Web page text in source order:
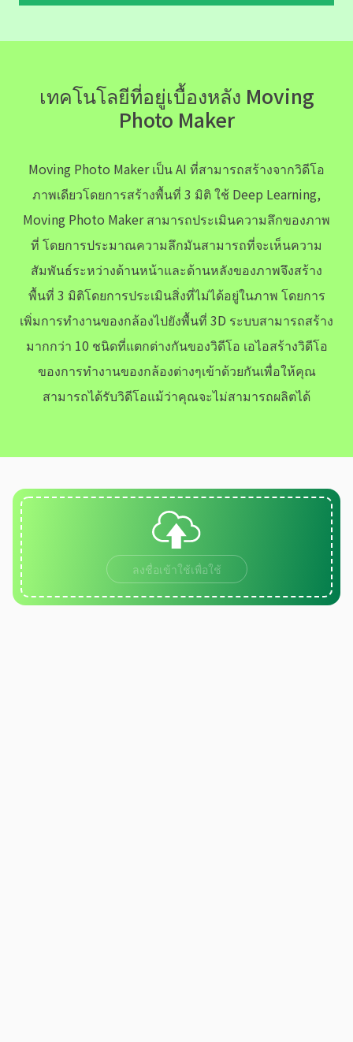
เทคโนโลยีที่อยู่เบื้องหลัง Moving
Photo Maker
Moving Photo Maker เป็น AI ที่สามารถสร้างจากวิดีโอ
ภาพเดียวโดยการสร้างพื้นที่ 3 มิติ ใช้ Deep Learning,
Moving Photo Maker สามารถประเมินความลึกของภาพ
ที่ โดยการประมาณความลึกมันสามารถที่จะเห็นความ
สัมพันธ์ระหว่างด้านหน้าและด้านหลังของภาพจึงสร้าง
พื้นที่ 3 มิติโดยการประเมินสิ่งที่ไม่ได้อยู่ในภาพ โดยการ
เพิ่มการทำงานของกล้องไปยังพื้นที่ 3D ระบบสามารถสร้าง
มากกว่า 10 ชนิดที่แตกต่างกันของวิดีโอ เอไอสร้างวิดีโอ
ของการทำงานของกล้องต่างๆเข้าด้วยกันเพื่อให้คุณ
สามารถได้รับวิดีโอแม้ว่าคุณจะไม่สามารถผลิตได้
ลงชื่อเข้าใช้เพื่อใช้